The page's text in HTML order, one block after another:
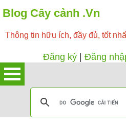
Blog Cây cảnh .Vn
Thông tin hữu ích, đầy đủ, tốt
Đăng ký Đăng